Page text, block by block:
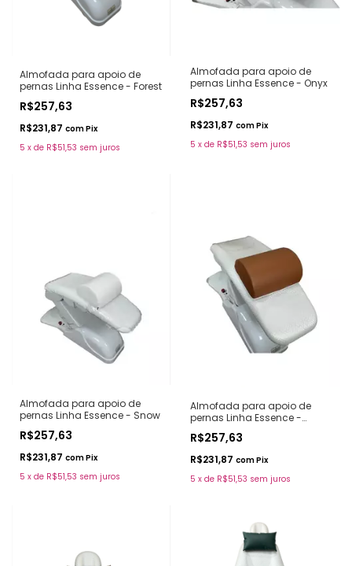
Almofada para apoio de
pernas Linha Essence - Forest
R$257,63
R$231,87 comPix
5 x de R$51,53 sem juros
Almofada para apoio de
pernas Linha Essence - Onyx
R$257,63
R$231,87 comPix
5 x de R$51,53 sem juros
Almofada para apoio de
pernas Linha Essence - Snow
R$257,63
R$231,87 comPix
5 x de R$51,53 sem juros
Almofada para apoio de
pernas Linha Essence -
R$257,63
R$231,87 comPix
5 x de R$51,53 sem juros